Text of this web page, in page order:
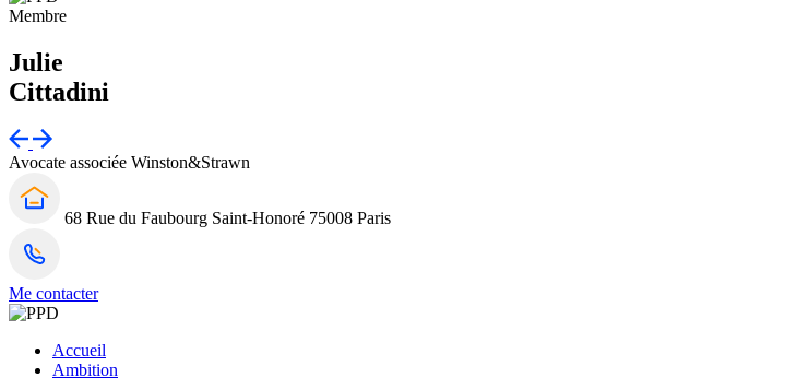
Membre
Julie
Cittadini
Avocate associée Winston&Strawn
68 Rue du Faubourg Saint-Honoré 75008 Paris
Me contacter
Accueil
Ambition